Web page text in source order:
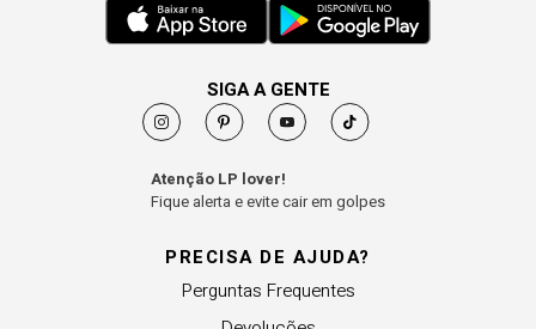
PRECISA DE AJUDA?
Perguntas Frequentes
SIGA A GENTE
Atenção LP lover!
Fique alerta e evite cair em golpes